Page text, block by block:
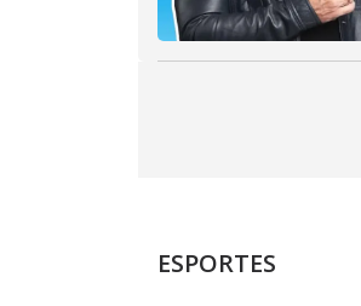
ESPORTES